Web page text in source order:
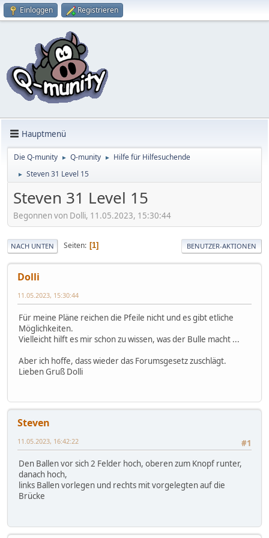
Einloggen Registrieren
Hauptmenü
Die Q-munity ► Q-munity ► Hilfe für Hilfesuchende
► Steven 31 Level 15
Steven 31 Level 15
Begonnen von Dolli, 11.05.2023, 15:30:44
NACH UNTEN Seiten 1 BENUTZER-AKTIONEN
Dolli
11.05.2023, 15:30:44
Für meine Pläne reichen die Pfeile nicht und es gibt etliche
Möglichkeiten.
Vielleicht hilft es mir schon zu wissen, was der Bulle macht ...
Aber ich hoffe, dass wieder das Forumsgesetz zuschlägt.
Lieben Gruß Dolli
Steven
#1
11.05.2023, 16:42:22
Den Ballen vor sich 2 Felder hoch, oberen zum Knopf runter,
danach hoch,
links Ballen vorlegen und rechts mit vorgelegten auf die
Brücke